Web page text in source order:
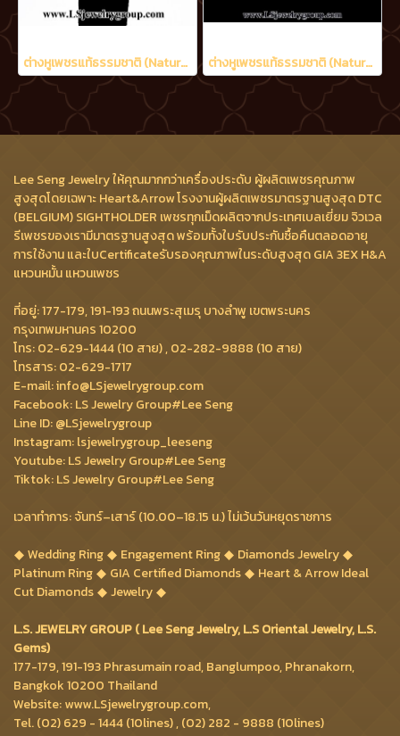
ต่างหูเพชรแท้ธรรมชาติ (Natural Diamonds) 0.90 Ct. ต่างหูเพชรแท้ธรรมชาติ (Natural Diamonds) 0.60 Ct.
Lee Seng Jewelry ให้คุณมากกว่าเครื่องประดับ ผู้ผลิตเพชรคุณภาพ
สูงสุดโดยเฉพาะ Heart&Arrow โรงงานผู้ผลิตเพชรมาตรฐานสูงสุด DTC
(BELGIUM) SIGHTHOLDER เพชรทุกเม็ดผลิตจากประเทศเบลเยี่ยม จิวเวล
รีเพชรของเรามีมาตรฐานสูงสุด พร้อมทั้งใบรับประกันซื้อคืนตลอดอายุ
การใช้งาน และใบCertificateรับรองคุณภาพในระดับสูงสุด GIA 3EX H&A
แหวนหมั้น แหวนเพชร
ที่อยู่: 177-179, 191-193 ถนนพระสุเมรุ บางลำพู เขตพระนคร
กรุงเทพมหานคร 10200
โทร: 02-629-1444 (10 สาย) , 02-282-9888 (10 สาย)
โทรสาร: 02-629-1717
E-mail: info@LSjewelrygroup.com
Facebook: LS Jewelry Group#Lee Seng
Line ID: @LSjewelrygroup
Instagram: lsjewelrygroup_leeseng
Youtube: LS Jewelry Group#Lee Seng
Tiktok: LS Jewelry Group#Lee Seng
เวลาทำการ: จันทร์–เสาร์ (10.00–18.15 น.) ไม่เว้นวันหยุดราชการ
Wedding Ring
Engagement Ring
Diamonds Jewelry
Platinum Ring
GIA Certified Diamonds
Heart & Arrow Ideal
Cut Diamonds
Jewelry
L.S. JEWELRY GROUP ( Lee Seng Jewelry, L.S Oriental Jewelry, L.S.
Gems)
177-179, 191-193 Phrasumain road, Banglumpoo, Phranakorn,
Bangkok 10200 Thailand
Website: www.LSjewelrygroup.com,
Tel. (02) 629 - 1444 (10lines) , (02) 282 - 9888 (10lines)